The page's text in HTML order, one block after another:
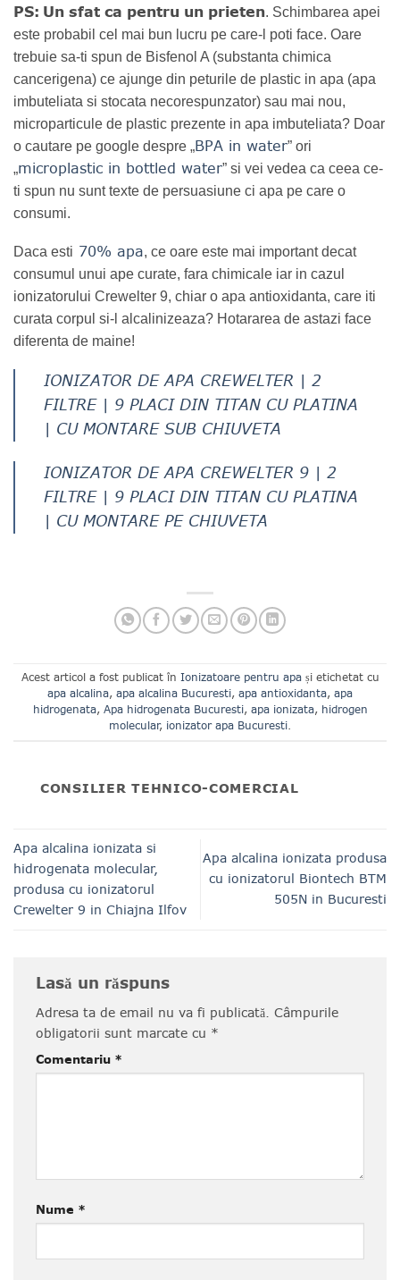
PS: Un sfat ca pentru un prieten. Schimbarea apei
este probabil cel mai bun lucru pe care-l poti face. Oare
trebuie sa-ti spun de Bisfenol A (substanta chimica
cancerigena) ce ajunge din peturile de plastic in apa (apa
imbuteliata si stocata necorespunzator) sau mai nou,
microparticule de plastic prezente in apa imbuteliata? Doar
o cautare pe google despre „BPA in water” ori
„microplastic in bottled water” si vei vedea ca ceea ce-
ti spun nu sunt texte de persuasiune ci apa pe care o
consumi.
Daca esti 70% apa, ce oare este mai important decat
consumul unui ape curate, fara chimicale iar in cazul
ionizatorului Crewelter 9, chiar o apa antioxidanta, care iti
curata corpul si-l alcalinizeaza? Hotararea de astazi face
diferenta de maine!
IONIZATOR DE APA CREWELTER | 2
FILTRE | 9 PLACI DIN TITAN CU PLATINA
| CU MONTARE SUB CHIUVETA
IONIZATOR DE APA CREWELTER 9 | 2
FILTRE | 9 PLACI DIN TITAN CU PLATINA
| CU MONTARE PE CHIUVETA
Acest articol a fost publicat în Ionizatoare pentru apași etichetat cu
apa alcalina, apa alcalina Bucuresti, apa antioxidanta, apa
hidrogenata, Apa hidrogenata Bucuresti, apa ionizata, hidrogen
molecular, ionizator apa Bucuresti.
CONSILIER TEHNICO-COMERCIAL
Apa alcalina ionizata si
hidrogenata molecular,
produsa cu ionizatorul
Crewelter 9 in Chiajna Ilfov
Apa alcalina ionizata produsa
cu ionizatorul Biontech BTM
505N in Bucuresti
Lasă un răspuns
Adresa ta de email nu va fi publicată. Câmpurile
obligatorii sunt marcate cu *
Comentariu *
Nume *